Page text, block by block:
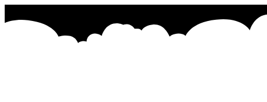
al